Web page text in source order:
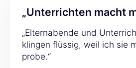
„Unterrichten macht
„Elternabende und
klingen flüssig, weil ich sie
probe.“